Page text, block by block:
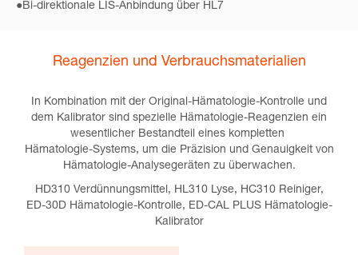
●Bi-direktionale LIS-Anbindung über HL7
Reagenzien und Verbrauchsmaterialien
In Kombination mit der Original-Hämatologie-Kontrolle und
dem Kalibrator sind spezielle Hämatologie-Reagenzien ein
wesentlicher Bestandteil eines kompletten
Hämatologie-Systems, um die Präzision und Genauigkeit von
Hämatologie-Analysegeräten zu überwachen.
HD310 Verdünnungsmittel, HL310 Lyse, HC310 Reiniger,
ED-30D Hämatologie-Kontrolle, ED-CAL PLUS Hämatologie-
Kalibrator